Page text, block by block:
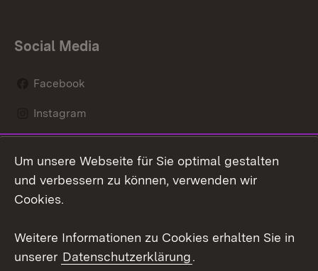
Social Media
Facebook
Instagram
Mastodon
Youtube
Kontakt
Datenschutz
Um unsere Webseite für Sie optimal gestalten
und verbessern zu können, verwenden wir
Cookies.
Weitere Informationen zu Cookies erhalten Sie in
unserer Datenschutzerklärung.